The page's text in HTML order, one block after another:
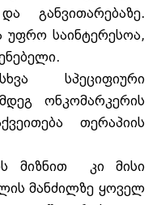
განვითარებაზე.
უფრო საინტერესოა,
სპეციფიური
ონკომარკერის
თერაპიის
მიზნით კი მისი
მანძილზე ყოველ